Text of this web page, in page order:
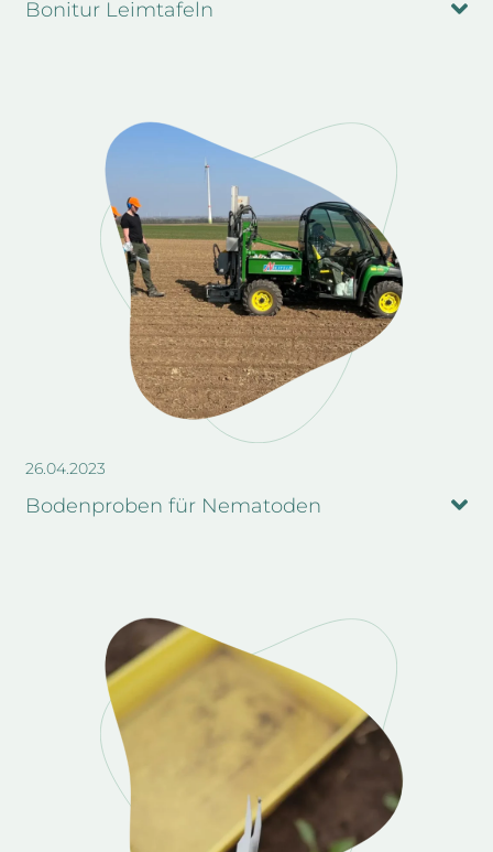
Bonitur Leimtafeln
26.04.2023
Bodenproben für Nematoden